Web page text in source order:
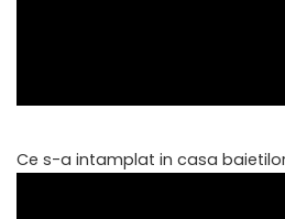
Ce s-a intamplat in casa